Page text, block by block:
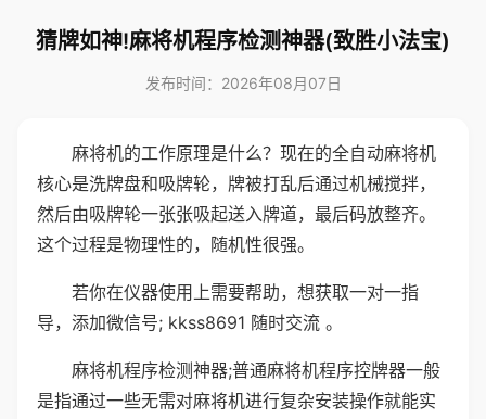
猜牌如神!麻将机程序检测神器(致胜小法宝)
发布时间：2026年08月07日
麻将机的工作原理是什么？现在的全自动麻将机
核心是洗牌盘和吸牌轮，牌被打乱后通过机械搅拌，
然后由吸牌轮一张张吸起送入牌道，最后码放整齐。
这个过程是物理性的，随机性很强。
若你在仪器使用上需要帮助，想获取一对一指
导，添加微信号; kkss8691 随时交流 。
麻将机程序检测神器;普通麻将机程序控牌器一般
是指通过一些无需对麻将机进行复杂安装操作就能实